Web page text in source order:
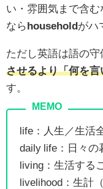
い・雰囲気まで含む
ならhouseholdがハ
ただし英語は語の守
させるより「何を
す。
life：人生／生活
daily life：日々の
living：生活する
livelihood：生計